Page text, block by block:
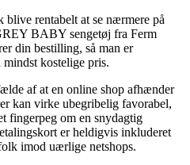
rentabelt at se nærmere på
BABY sengetøj fra Ferm
din bestilling, så man er
kostelige pris.
af at en online shop afhænder
kan virke ubegribelig favorabel,
fingerpeg om en snydagtig
er heldigvis inkluderet
imod uærlige netshops.